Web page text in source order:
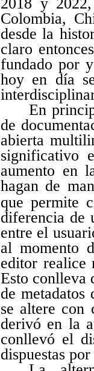
2018 y
Colombia,
desde la
claro
fundado por
hoy en día
En
de
abierta
significativo
aumento en
hagan de
que permite
diferencia de
entre el
al momento
editor realice
Esto conlleva
de
se altere con
derivó en la
conllevó el
dispuestas